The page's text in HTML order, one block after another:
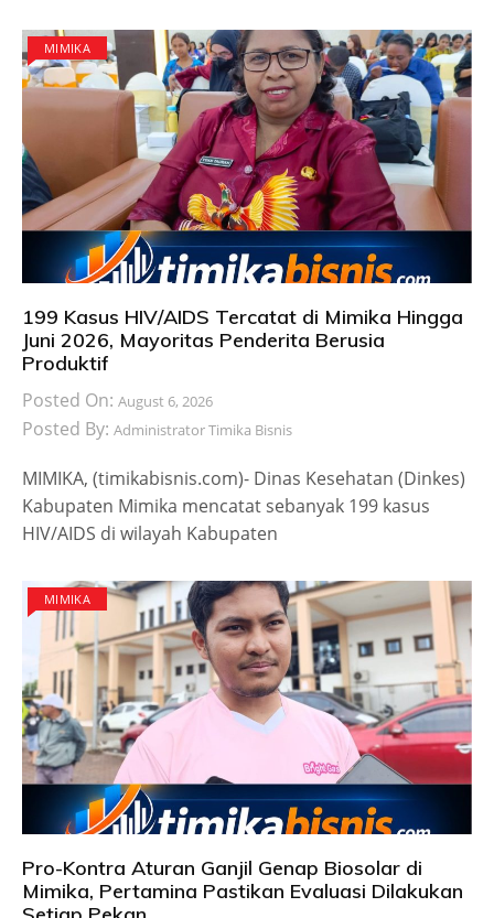
MIMIKA
199 Kasus HIV/AIDS Tercatat di Mimika Hingga
Juni 2026, Mayoritas Penderita Berusia
Produktif
Posted On: August 6, 2026
Posted By: Administrator Timika Bisnis
MIMIKA, (timikabisnis.com)- Dinas Kesehatan (Dinkes)
Kabupaten Mimika mencatat sebanyak 199 kasus
HIV/AIDS di wilayah Kabupaten
MIMIKA
Pro-Kontra Aturan Ganjil Genap Biosolar di
Mimika, Pertamina Pastikan Evaluasi Dilakukan